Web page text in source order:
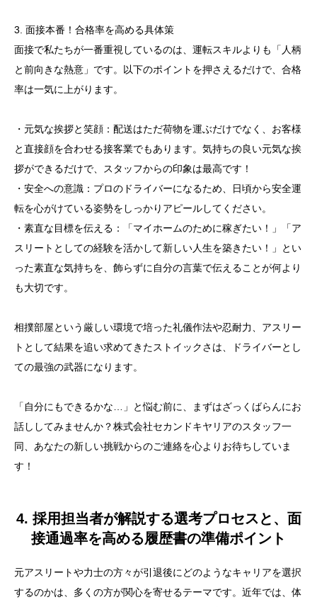
3. 面接本番！合格率を高める具体策
面接で私たちが一番重視しているのは、運転スキルよりも「人柄
と前向きな熱意」です。以下のポイントを押さえるだけで、合格
率は一気に上がります。
・元気な挨拶と笑顔：配送はただ荷物を運ぶだけでなく、お客様
と直接顔を合わせる接客業でもあります。気持ちの良い元気な挨
拶ができるだけで、スタッフからの印象は最高です！
・安全への意識：プロのドライバーになるため、日頃から安全運
転を心がけている姿勢をしっかりアピールしてください。
・素直な目標を伝える：「マイホームのために稼ぎたい！」「ア
スリートとしての経験を活かして新しい人生を築きたい！」とい
った素直な気持ちを、飾らずに自分の言葉で伝えることが何より
も大切です。
相撲部屋という厳しい環境で培った礼儀作法や忍耐力、アスリー
トとして結果を追い求めてきたストイックさは、ドライバーとし
ての最強の武器になります。
「自分にもできるかな…」と悩む前に、まずはざっくばらんにお
話ししてみませんか？株式会社セカンドキヤリアのスタッフ一
同、あなたの新しい挑戦からのご連絡を心よりお待ちしていま
す！
4. 採用担当者が解説する選考プロセスと、面
接通過率を高める履歴書の準備ポイント
元アスリートや力士の方々が引退後にどのようなキャリアを選択
するのかは、多くの方が関心を寄せるテーマです。近年では、体